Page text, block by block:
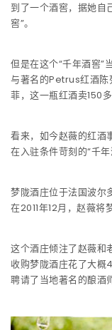
到了一个酒窖，据她自
窖”。
但是在这个“千年酒窖”
与著名的Petrus红酒陈
菲，这一瓶红酒卖150
看来，如今赵薇的红酒
在入驻条件苛刻的“千
梦陇酒庄位于法国波尔
在2011年12月，赵薇将
这个酒庄倾注了赵薇和
收购梦陇酒庄花了大
聘请了当地著名的酿酒